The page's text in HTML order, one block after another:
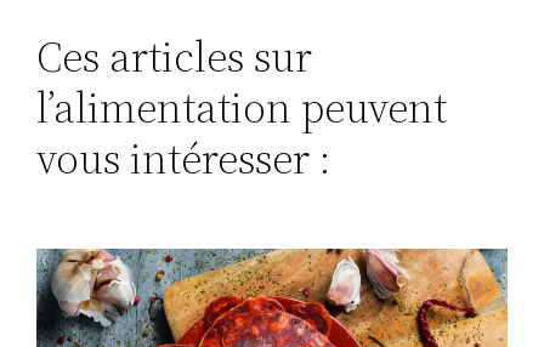
Ces articles sur
l’alimentation peuvent
vous intéresser :